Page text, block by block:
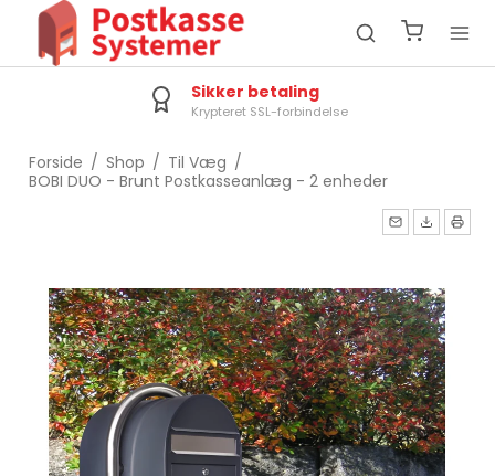
Sikker betaling
Krypteret SSL-forbindelse
Forside / Shop / Til Væg /
BOBI DUO - Brunt Postkasseanlæg - 2 enheder